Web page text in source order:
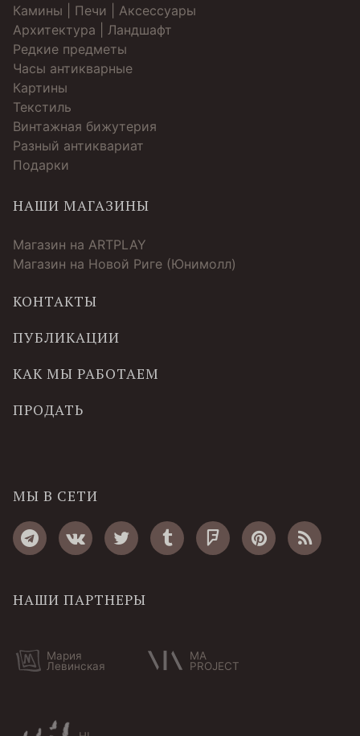
Камины | Печи | Аксессуары
Архитектура | Ландшафт
Редкие предметы
Часы антикварные
Картины
Текстиль
Винтажная бижутерия
Разный антиквариат
Подарки
НАШИ МАГАЗИНЫ
Магазин на ARTPLAY
Магазин на Новой Риге (Юнимолл)
КОНТАКТЫ
ПУБЛИКАЦИИ
КАК МЫ РАБОТАЕМ
ПРОДАТЬ
МЫ В СЕТИ
НАШИ ПАРТНЕРЫ
Мария
Левинская
MA
PROJECT